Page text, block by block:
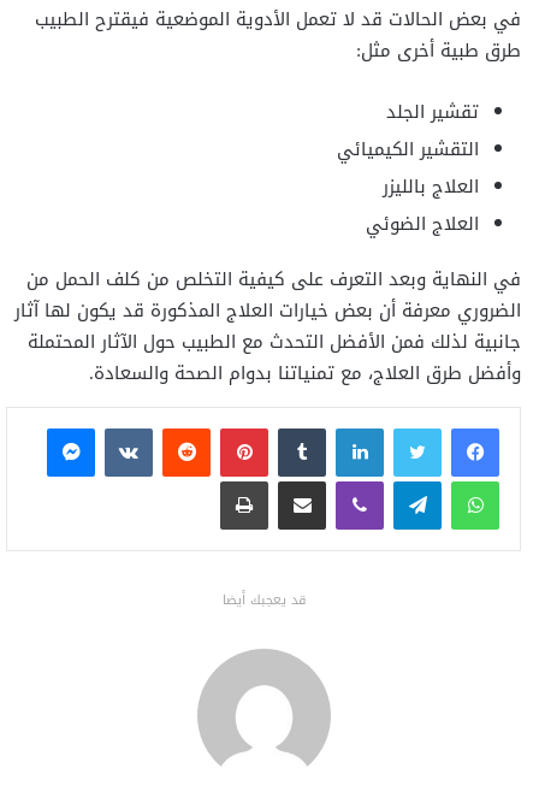
في بعض الحالات قد لا تعمل الأدوية الموضعية فيقترح الطبيب
طرق طبية أخرى مثل:
تقشير الجلد
التقشير الكيميائي
العلاج بالليزر
العلاج الضوئي
في النهاية وبعد التعرف على كيفية التخلص من كلف الحمل من
الضروري معرفة أن بعض خيارات العلاج المذكورة قد يكون لها آثار
جانبية لذلك فمن الأفضل التحدث مع الطبيب حول الآثار المحتملة
وأفضل طرق العلاج، مع تمنياتنا بدوام الصحة والسعادة.
فيسبوكتويتر لينكدإن بينتيريست
ماسنجر
واتساب تيلقرام ڤايبر مشاركة عبر البريد طباعة
قد يعجبك أيضا